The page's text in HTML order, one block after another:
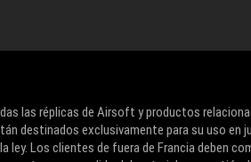
las réplicas de Airsoft y productos
destinados exclusivamente para su uso en
Los clientes de fuera de Francia deben